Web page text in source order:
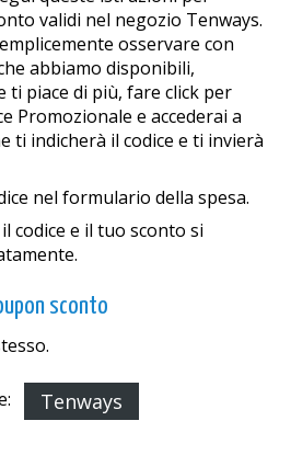
validi nel negozio Tenways.
osservare con
abbiamo disponibili,
ti piace di più, fare click per
Promozionale e accederai a
ti indicherà il codice e ti invierà
nel formulario della spesa.
codice e il tuo sconto si
sconto
Tenways